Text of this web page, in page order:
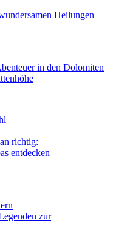
Heilungen
in den Dolomiten
richtig:
entdecken
zur